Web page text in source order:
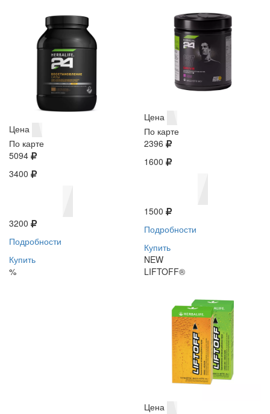
Цена
По карте
5094
3400
3200
Подробности
Купить
%
Цена
По карте
2396
1600
1500
Подробности
Купить
NEW
LIFTOFF®
Цена